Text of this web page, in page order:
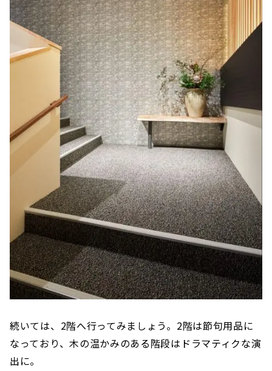
続いては、2階へ行ってみましょう。2階は節句用品に
なっており、木の温かみのある階段はドラマティクな演
出に。